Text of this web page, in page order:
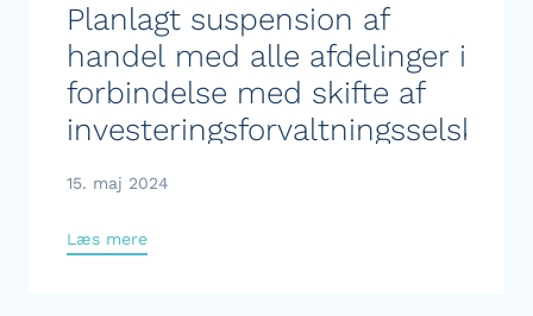
Planlagt suspension af
handel med alle afdelinger i
forbindelse med skifte af
investeringsforvaltningsselskab
15. maj 2024
Læs mere